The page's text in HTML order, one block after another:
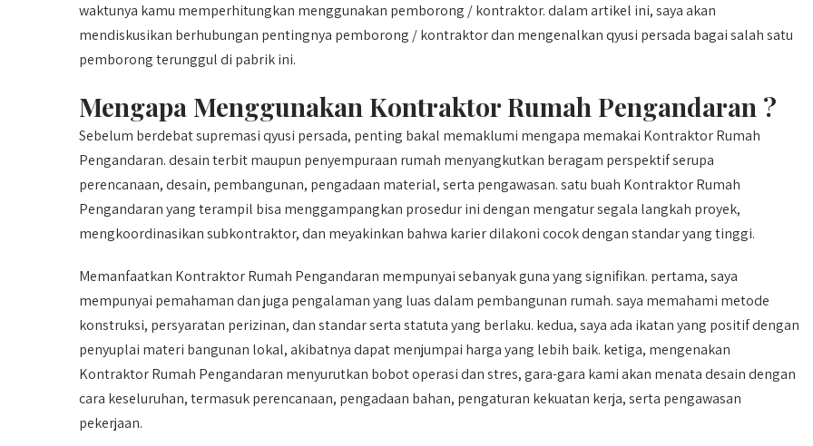
waktunya kamu memperhitungkan menggunakan pemborong / kontraktor. dalam artikel ini, saya akan
mendiskusikan berhubungan pentingnya pemborong / kontraktor dan mengenalkan qyusi persada bagai salah satu
pemborong terunggul di pabrik ini.
Mengapa Menggunakan Kontraktor Rumah Pengandaran ?
Sebelum berdebat supremasi qyusi persada, penting bakal memaklumi mengapa memakai Kontraktor Rumah
Pengandaran. desain terbit maupun penyempuraan rumah menyangkutkan beragam perspektif serupa
perencanaan, desain, pembangunan, pengadaan material, serta pengawasan. satu buah Kontraktor Rumah
Pengandaran yang terampil bisa menggampangkan prosedur ini dengan mengatur segala langkah proyek,
mengkoordinasikan subkontraktor, dan meyakinkan bahwa karier dilakoni cocok dengan standar yang tinggi.
Memanfaatkan Kontraktor Rumah Pengandaran mempunyai sebanyak guna yang signifikan. pertama, saya
mempunyai pemahaman dan juga pengalaman yang luas dalam pembangunan rumah. saya memahami metode
konstruksi, persyaratan perizinan, dan standar serta statuta yang berlaku. kedua, saya ada ikatan yang positif dengan
penyuplai materi bangunan lokal, akibatnya dapat menjumpai harga yang lebih baik. ketiga, mengenakan
Kontraktor Rumah Pengandaran menyurutkan bobot operasi dan stres, gara-gara kami akan menata desain dengan
cara keseluruhan, termasuk perencanaan, pengadaan bahan, pengaturan kekuatan kerja, serta pengawasan
pekerjaan.